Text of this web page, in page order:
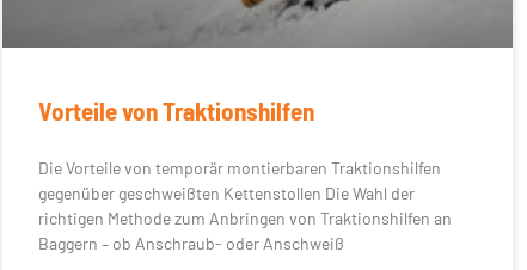
Vorteile von Traktionshilfen
Die Vorteile von temporär montierbaren Traktionshilfen
gegenüber geschweißten Kettenstollen Die Wahl der
richtigen Methode zum Anbringen von Traktionshilfen an
Baggern – ob Anschraub- oder Anschweiß